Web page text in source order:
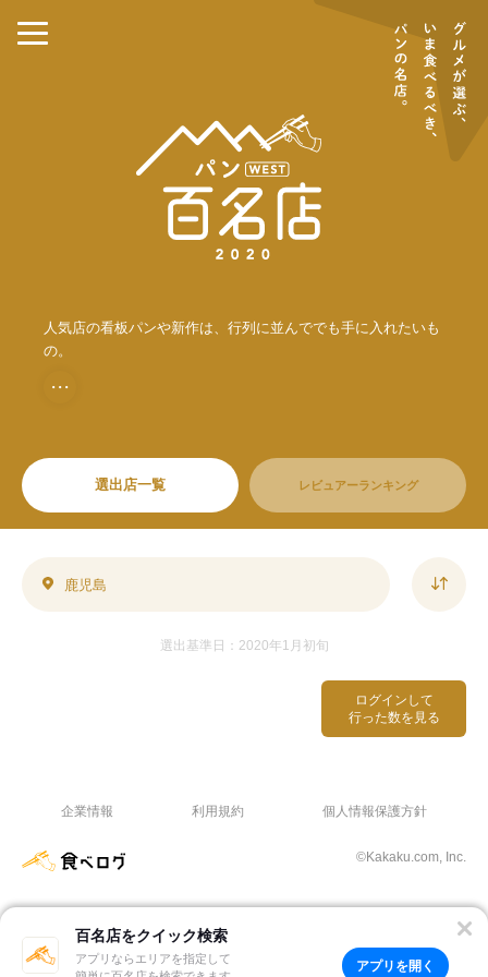
人気店の看板パンや新作は、行列に並んででも手に入れたいも
の。
・・・
選出店一覧 レビュアーランキング
百名店をクイック検索
アプリならエリアを指定して
アプリを開く
ログインして
行った数を見る
鹿児島
選出基準日：2020年1月初旬
企業情報 利用規約 個人情報保護方針
©Kakaku.com, Inc.